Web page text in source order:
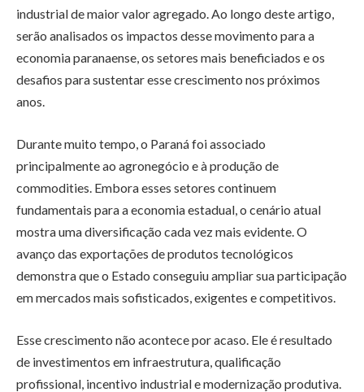
industrial de maior valor agregado. Ao longo deste artigo,
serão analisados os impactos desse movimento para a
economia paranaense, os setores mais beneficiados e os
desafios para sustentar esse crescimento nos próximos
anos.
Durante muito tempo, o Paraná foi associado
principalmente ao agronegócio e à produção de
commodities. Embora esses setores continuem
fundamentais para a economia estadual, o cenário atual
mostra uma diversificação cada vez mais evidente. O
avanço das exportações de produtos tecnológicos
demonstra que o Estado conseguiu ampliar sua participação
em mercados mais sofisticados, exigentes e competitivos.
Esse crescimento não acontece por acaso. Ele é resultado
de investimentos em infraestrutura, qualificação
profissional, incentivo industrial e modernização produtiva.